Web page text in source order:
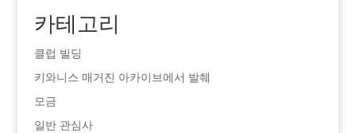
카테고리
클럽 빌딩
키와니스 매거진 아카이브에서 발췌
모금
일반 관심사